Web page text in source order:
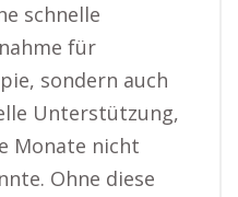
schnelle
für
sondern auch
Unterstützung,
Monate nicht
Ohne diese